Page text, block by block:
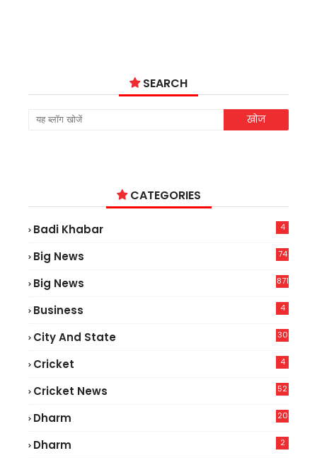
SEARCH
CATEGORIES
Badi Khabar 4
Big News
74
Big News 871
Business 4
City And State 30
Cricket 4
Cricket News
52
Dharm 20
Dharm 2